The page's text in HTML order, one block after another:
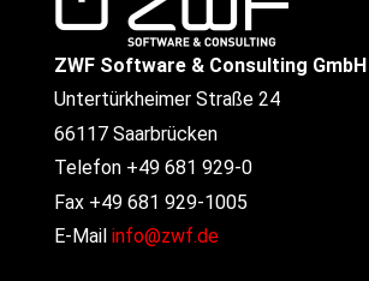
ZWF Software & Consulting GmbH
Untertürkheimer Straße 24
66117 Saarbrücken
Telefon +49 681 929-0
Fax +49 681 929-1005
E-Mail info@zwf.de